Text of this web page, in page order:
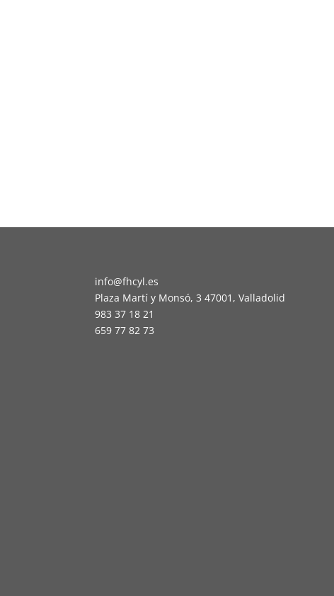
info@fhcyl.es
Plaza Martí y Monsó, 3 47001, Valladolid
983 37 18 21
659 77 82 73